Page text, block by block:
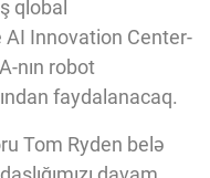
qlobal
AI Innovation Center-
nın robot
faydalanacaq.
Tom Ryden belə